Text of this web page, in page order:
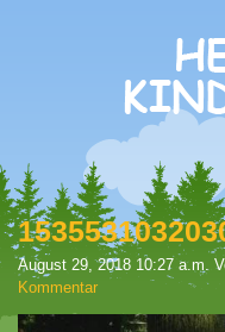
August 29, 2018 10:27 a.m.
Kommentar